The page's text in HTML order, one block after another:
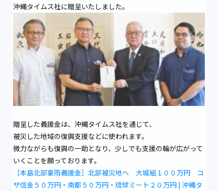
沖縄タイムス社に贈呈いたしました。
贈呈した義援金は、沖縄タイムス社を通じて、
被災した地域の復興支援などに使われます。
微力ながらも復興の一助となり、少しでも支援の輪が広がって
いくことを願っております。
［本島北部豪雨義援金］北部被災地へ 大城組１００万円 コ
ザ信金５０万円・南都５０万円・琉球ミート２０万円 | 沖縄タ